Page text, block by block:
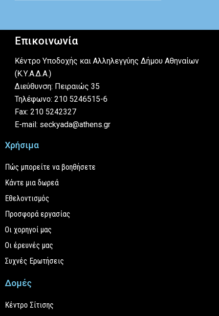
Επικοινωνία
Κέντρο Υποδοχής και Αλληλεγγύης Δήμου Αθηναίων
(Κ.Υ.Α.Δ.Α.)
Διεύθυνση: Πειραιώς 35
Τηλέφωνο: 210 5246515-6
Fax: 210 5242327
E-mail: seckyada@athens.gr
Χρήσιμα
Πώς μπορείτε να βοηθήσετε
Κάντε μια δωρεά
Εθελοντισμός
Προσφορά εργασίας
Οι χορηγοί μας
Οι έρευνές μας
Συχνές Ερωτήσεις
Δομές
Κέντρο Σίτισης